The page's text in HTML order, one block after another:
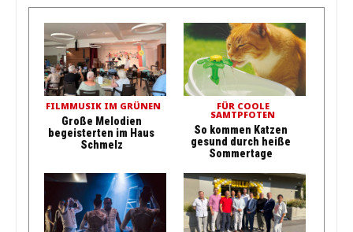
FILMMUSIK IM GRÜNEN
Große Melodien
begeisterten im Haus
Schmelz
FÜR COOLE
SAMTPFOTEN
So kommen Katzen
gesund durch heiße
Sommertage